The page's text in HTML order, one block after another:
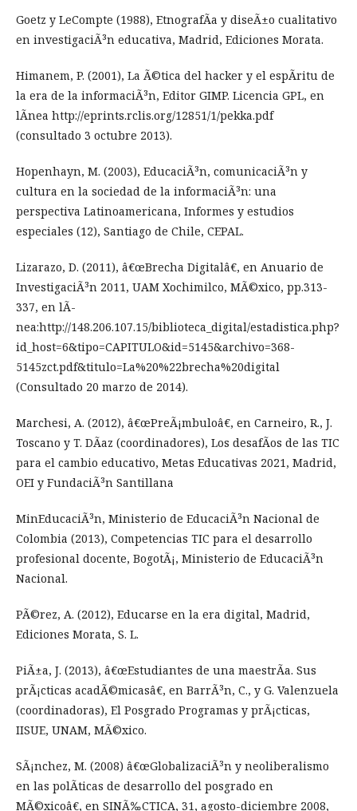
Goetz y LeCompte (1988), EtnografÃ­a y diseÃ±o cualitativo
en investigaciÃ³n educativa, Madrid, Ediciones Morata.
Himanem, P. (2001), La Ã©tica del hacker y el espÃ­ritu de
la era de la informaciÃ³n, Editor GIMP. Licencia GPL, en
lÃ­nea http://eprints.rclis.org/12851/1/pekka.pdf
(consultado 3 octubre 2013).
Hopenhayn, M. (2003), EducaciÃ³n, comunicaciÃ³n y
cultura en la sociedad de la informaciÃ³n: una
perspectiva Latinoamericana, Informes y estudios
especiales (12), Santiago de Chile, CEPAL.
Lizarazo, D. (2011), â€œBrecha Digitalâ€, en Anuario de
InvestigaciÃ³n 2011, UAM Xochimilco, MÃ©xico, pp.313-
337, en lÃ­
nea:http://148.206.107.15/biblioteca_digital/estadistica.php?
id_host=6&tipo=CAPITULO&id=5145&archivo=368-
5145zct.pdf&titulo=La%20%22brecha%20digital
(Consultado 20 marzo de 2014).
Marchesi, A. (2012), â€œPreÃ¡mbuloâ€, en Carneiro, R., J.
Toscano y T. DÃ­az (coordinadores), Los desafÃ­os de las TIC
para el cambio educativo, Metas Educativas 2021, Madrid,
OEI y FundaciÃ³n Santillana
MinEducaciÃ³n, Ministerio de EducaciÃ³n Nacional de
Colombia (2013), Competencias TIC para el desarrollo
profesional docente, BogotÃ¡, Ministerio de EducaciÃ³n
Nacional.
PÃ©rez, A. (2012), Educarse en la era digital, Madrid,
Ediciones Morata, S. L.
PiÃ±a, J. (2013), â€œEstudiantes de una maestrÃ­a. Sus
prÃ¡cticas acadÃ©micasâ€, en BarrÃ³n, C., y G. Valenzuela
(coordinadoras), El Posgrado Programas y prÃ¡cticas,
IISUE, UNAM, MÃ©xico.
SÃ¡nchez, M. (2008) â€œGlobalizaciÃ³n y neoliberalismo
en las polÃ­ticas de desarrollo del posgrado en
MÃ©xicoâ€, en SINÃ‰CTICA, 31, agosto-diciembre 2008,